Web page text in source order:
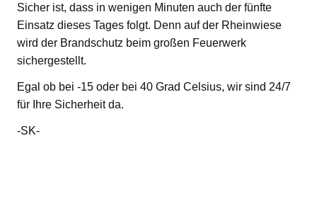
Sicher ist, dass in wenigen Minuten auch der fünfte
Einsatz dieses Tages folgt. Denn auf der Rheinwiese
wird der Brandschutz beim großen Feuerwerk
sichergestellt.
Egal ob bei -15 oder bei 40 Grad Celsius, wir sind 24/7
für Ihre Sicherheit da.
-SK-